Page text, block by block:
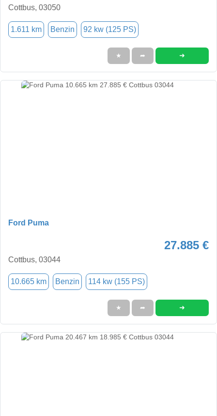
Cottbus, 03050
1.611 km Benzin 92 kw (125 PS)
★ ➦ ➜
Ford Puma
27.885 €
Cottbus, 03044
10.665 km Benzin 114 kw (155 PS)
★ ➦ ➜